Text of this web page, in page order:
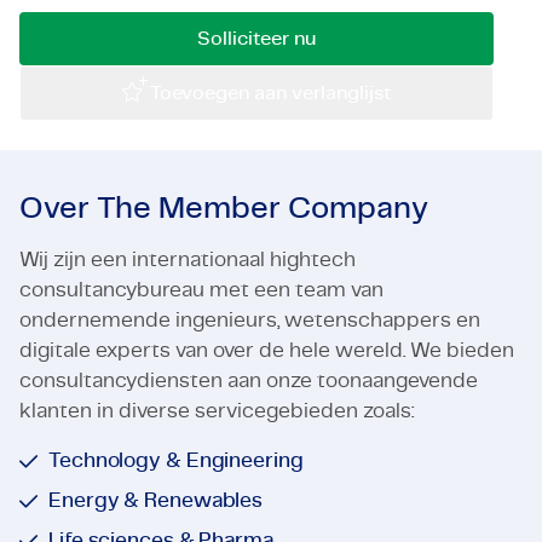
Certificaten & Compliance
Solliciteer nu
Over The Member Company
Wij zijn een internationaal hightech
consultancybureau met een team van
ondernemende ingenieurs, wetenschappers en
digitale experts van over de hele wereld. We bieden
consultancydiensten aan onze toonaangevende
klanten in diverse servicegebieden zoals:
Technology & Engineering
Energy & Renewables